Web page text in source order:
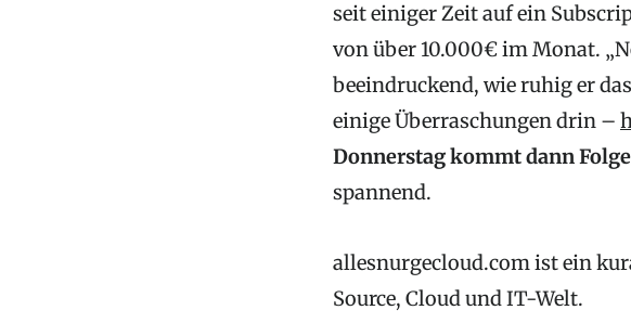
seit einiger Zeit auf ein
von über 10.000€ im Monat.
beeindruckend, wie ruhig er
einige Überraschungen drin –
Donnerstag kommt dann
spannend.
allesnurgecloud.com ist ein
Source, Cloud und IT-Welt.